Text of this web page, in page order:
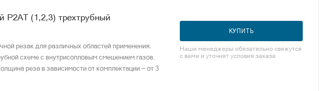
Р2АТ (1,2,3) трехтрубный
резак для различных областей применения.
схеме с внутрисопловым смешением газов.
реза в зависимости от комплектации — от 3
КУПИТЬ
Наши менеджеры обязательно свяжутся
с вами и уточнят условия заказа